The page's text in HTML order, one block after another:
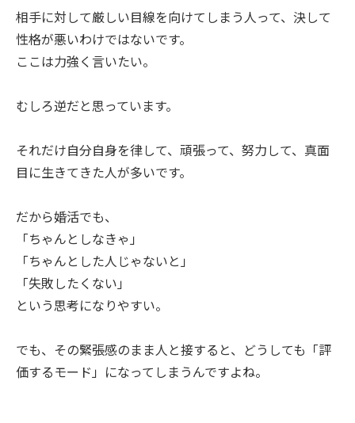
相手に対して厳しい目線を向けてしまう人って、決して
性格が悪いわけではないです。
ここは力強く言いたい。
むしろ逆だと思っています。
それだけ自分自身を律して、頑張って、努力して、真面
目に生きてきた人が多いです。
だから婚活でも、
「ちゃんとしなきゃ」
「ちゃんとした人じゃないと」
「失敗したくない」
という思考になりやすい。
でも、その緊張感のまま人と接すると、どうしても「評
価するモード」になってしまうんですよね。